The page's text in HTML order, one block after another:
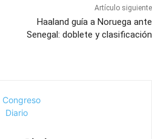
Artículo siguiente
Haaland guía a Noruega ante
Senegal: doblete y clasificación